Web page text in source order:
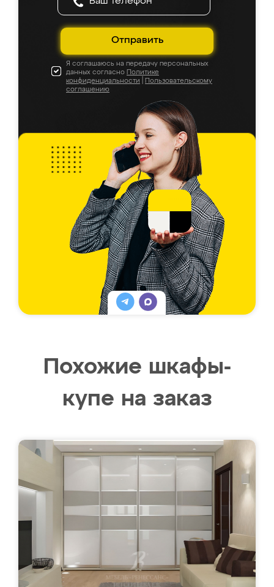
Отправить
Я соглашаюсь на передачу персональных
данных согласно Политике
конфиденциальности
Пользовательскому
соглашению
Похожие шкафы-
купе на заказ